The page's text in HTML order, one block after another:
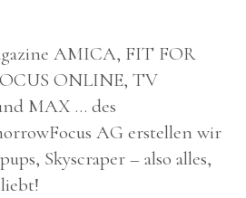
AMICA, FIT FOR
ONLINE, TV
MAX … des
AG erstellen wir
Skyscraper – also alles,